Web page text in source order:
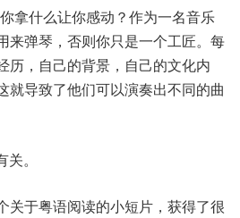
拿什么让你感动？作为一名音乐
来弹琴，否则你只是一个工匠。每
历，自己的背景，自己的文化内
就导致了他们可以演奏出不同的曲
。
关于粤语阅读的小短片，获得了很